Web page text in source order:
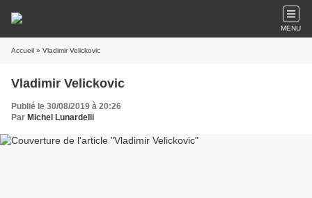
MENU
Accueil » Vladimir Velickovic
Vladimir Velickovic
Publié le 30/08/2019 à 20:26
Par Michel Lunardelli